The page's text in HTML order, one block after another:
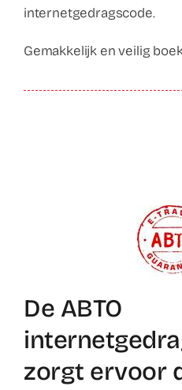
internetgedragscode.
Gemakkelijk en veilig
De ABTO
zorgt ervoor